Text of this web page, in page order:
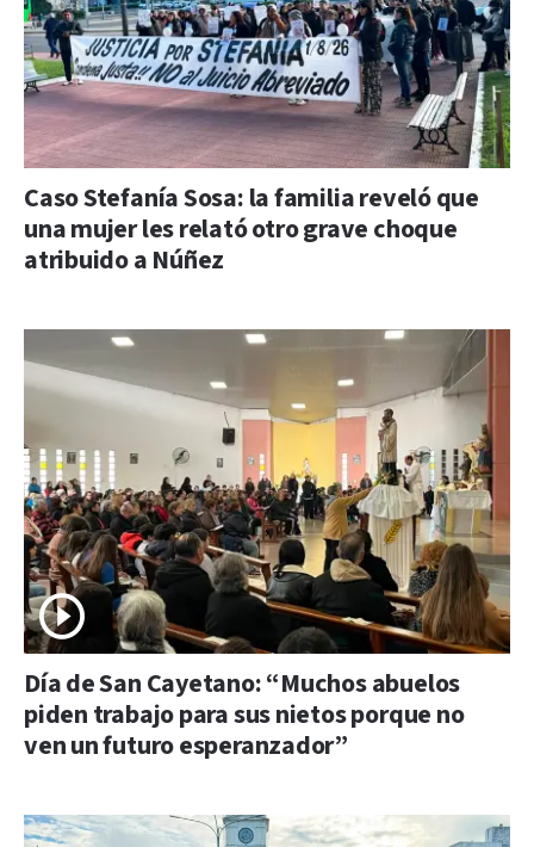
Caso Stefanía Sosa: la familia reveló que
una mujer les relató otro grave choque
atribuido a Núñez
Día de San Cayetano: “Muchos abuelos
piden trabajo para sus nietos porque no
ven un futuro esperanzador”